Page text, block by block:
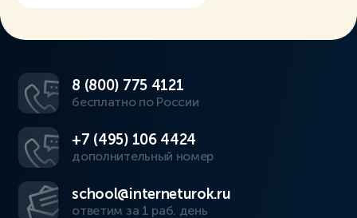
8 (800) 775 4121
бесплатно по России
+7 (495) 106 4424
дополнительный номер
school@interneturok.ru
ответим за 1 раб. день